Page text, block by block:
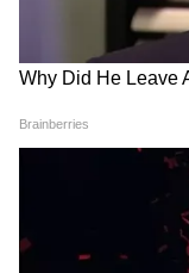
फाइव-स्टार का
देर रात Rishabh
CM Pushkar